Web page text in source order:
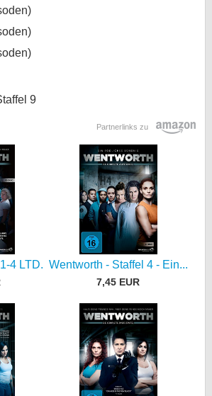
9
Partnerlinks zu
4 LTD. Wentworth - Staffel 4 - Ein...
7,45 EUR